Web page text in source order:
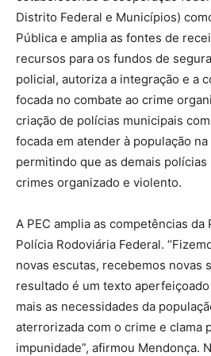
Distrito Federal e Municípios)
Pública e amplia as fontes de
recursos para os fundos de
policial, autoriza a integração e a
focada no combate ao crime
criação de polícias municipais
focada em atender à população
permitindo que as demais polícias
crimes organizado e violento.
A PEC amplia as competências da
Polícia Rodoviária Federal.
novas escutas, recebemos novas
resultado é um texto
mais as necessidades da
aterrorizada com o crime e clama
impunidade”, afirmou Mendonça.